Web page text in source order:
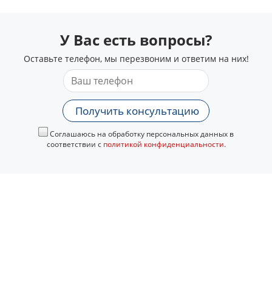
У Вас есть вопросы?
Оставьте телефон, мы перезвоним и ответим на них!
Получить консультацию
Соглашаюсь на обработку персональных данных в
соответствии с политикой конфиденциальности.